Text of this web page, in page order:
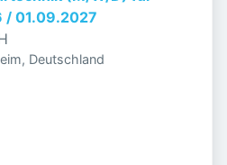
/ 01.09.2027
Deutschland